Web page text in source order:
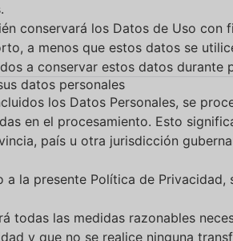
conservará los Datos de Uso
a menos que estos datos se
a conservar estos datos durante
datos personales
los Datos Personales, se
en el procesamiento. Esto
país u otra jurisdicción
a la presente Política de
todas las medidas razonables
y que no se realice ninguna